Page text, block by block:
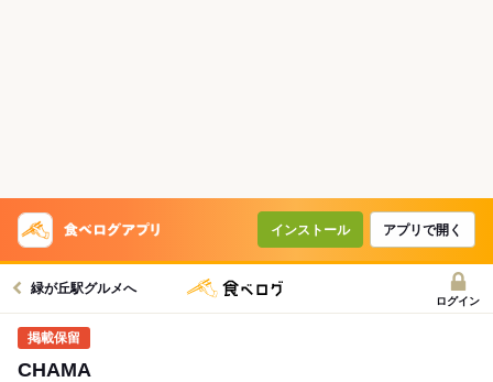
インストール アプリで開く
緑が丘駅グルメへ
ログイン
CHAMA